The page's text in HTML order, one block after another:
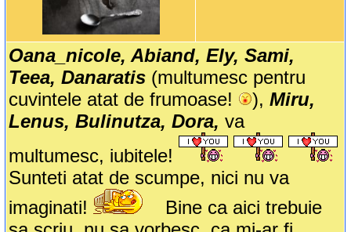
Oana_nicole, Abiand, Ely, Sami,
Teea, Danaratis (multumesc pentru
cuvintele atat de frumoase!
),Miru,
Lenus, Bulinutza, Dora, va
multumesc, iubitele!
Sunteti atat de scumpe, nici nu va
imaginati!
Bine ca aici trebuie